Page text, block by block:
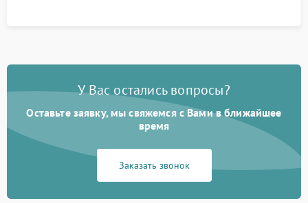
У Вас остались вопросы?
Оставьте заявку, мы свяжемся с Вами в ближайшее
время
Заказать звонок